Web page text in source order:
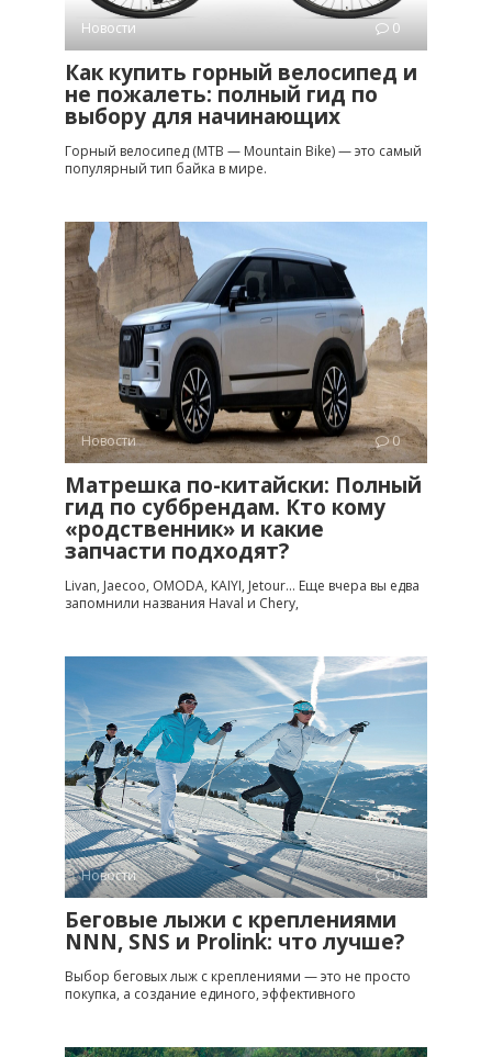
Новости 0
Как купить горный велосипед и
не пожалеть: полный гид по
выбору для начинающих
Горный велосипед (MTB — Mountain Bike) — это самый
популярный тип байка в мире.
Новости 0
Матрешка по-китайски: Полный
гид по суббрендам. Кто кому
«родственник» и какие
запчасти подходят?
Livan, Jaecoo, OMODA, KAIYI, Jetour… Еще вчера вы едва
запомнили названия Haval и Chery,
Новости 0
Беговые лыжи с креплениями
NNN, SNS и Prolink: что лучше?
Выбор беговых лыж с креплениями — это не просто
покупка, а создание единого, эффективного